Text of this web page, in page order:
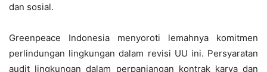
dan sosial.
Greenpeace Indonesia menyoroti lemahnya komitmen
perlindungan lingkungan dalam revisi UU ini. Persyaratan
audit lingkungan dalam perpanjangan kontrak karya dan